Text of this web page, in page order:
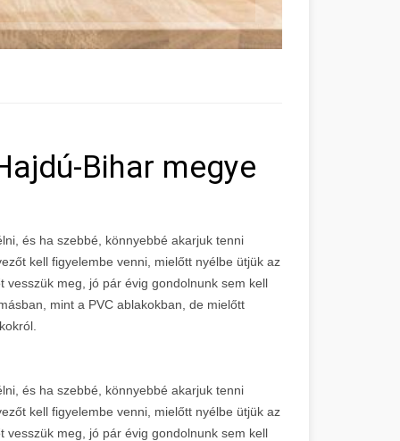
Bihar megye
és ha szebbé, könnyebbé akarjuk tenni
kell figyelembe venni, mielőtt nyélbe ütjük az
meg, jó pár évig gondolnunk sem kell
mint a PVC ablakokban, de mielőtt
és ha szebbé, könnyebbé akarjuk tenni
kell figyelembe venni, mielőtt nyélbe ütjük az
meg, jó pár évig gondolnunk sem kell